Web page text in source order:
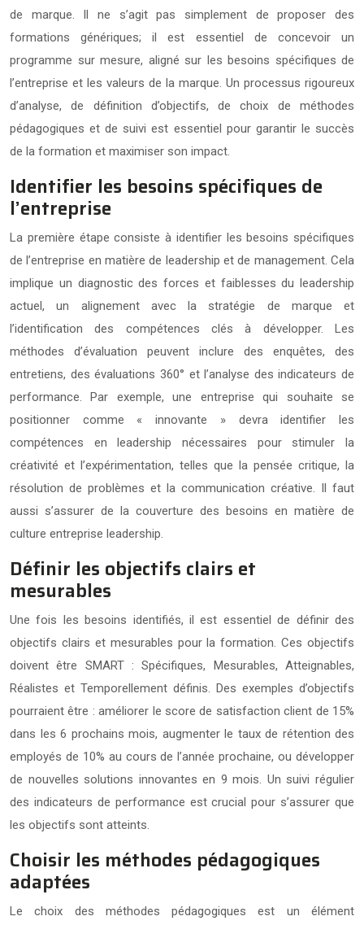
de marque. Il ne s’agit pas simplement de proposer des
formations génériques; il est essentiel de concevoir un
programme sur mesure, aligné sur les besoins spécifiques de
l’entreprise et les valeurs de la marque. Un processus rigoureux
d’analyse, de définition d’objectifs, de choix de méthodes
pédagogiques et de suivi est essentiel pour garantir le succès
de la formation et maximiser son impact.
Identifier les besoins spécifiques de
l’entreprise
La première étape consiste à identifier les besoins spécifiques
de l’entreprise en matière de leadership et de management. Cela
implique un diagnostic des forces et faiblesses du leadership
actuel, un alignement avec la stratégie de marque et
l’identification des compétences clés à développer. Les
méthodes d’évaluation peuvent inclure des enquêtes, des
entretiens, des évaluations 360° et l’analyse des indicateurs de
performance. Par exemple, une entreprise qui souhaite se
positionner comme « innovante » devra identifier les
compétences en leadership nécessaires pour stimuler la
créativité et l’expérimentation, telles que la pensée critique, la
résolution de problèmes et la communication créative. Il faut
aussi s’assurer de la couverture des besoins en matière de
culture entreprise leadership.
Définir les objectifs clairs et
mesurables
Une fois les besoins identifiés, il est essentiel de définir des
objectifs clairs et mesurables pour la formation. Ces objectifs
doivent être SMART : Spécifiques, Mesurables, Atteignables,
Réalistes et Temporellement définis. Des exemples d’objectifs
pourraient être : améliorer le score de satisfaction client de 15%
dans les 6 prochains mois, augmenter le taux de rétention des
employés de 10% au cours de l’année prochaine, ou développer
de nouvelles solutions innovantes en 9 mois. Un suivi régulier
des indicateurs de performance est crucial pour s’assurer que
les objectifs sont atteints.
Choisir les méthodes pédagogiques
adaptées
Le choix des méthodes pédagogiques est un élément